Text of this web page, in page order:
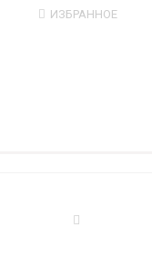
ИЗБРАННОЕ